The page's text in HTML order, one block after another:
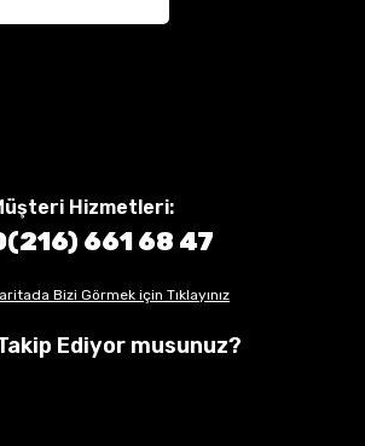
Hizmetleri:
661 68 47
Bizi Görmek için Tıklayınız
Ediyor musunuz?